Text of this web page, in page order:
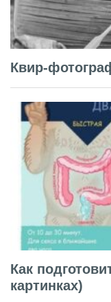
Квир-
Как
картинках)